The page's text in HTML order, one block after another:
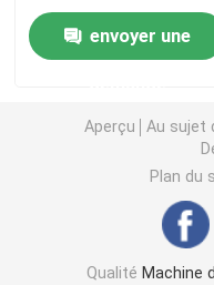
Machine de
Machine de
Machine de
Mini Injection
envoyer une
Aperçu Au sujet
Plan du
Qualité Machine